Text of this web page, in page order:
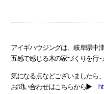
アイギハウジングは、岐阜県中
五感で感じる木の家づくりを行
気になる点などございましたら
お問い合わせはこちらから▶